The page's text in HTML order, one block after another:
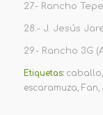
27.- Rancho
28.- J.
29.- Rancho
Etiquetas: caballo,
escaramuza, Fan,